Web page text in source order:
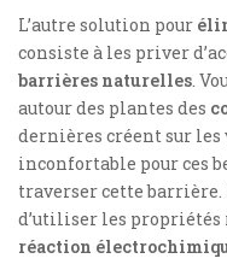
L’autre solution pour
consiste à les priver
barrières naturelles.
autour des plantes des
dernières créent sur les
inconfortable pour ces
traverser cette
d’utiliser les propriétés
réaction